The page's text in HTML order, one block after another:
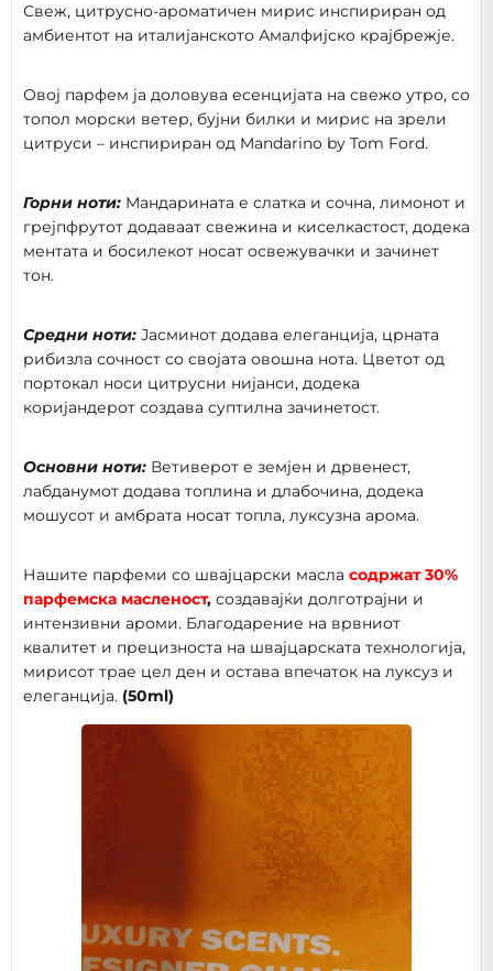
Свеж, цитрусно-ароматичен мирис инспириран од
амбиентот на италијанското Амалфијско крајбрежје.
Овој парфем ја доловува есенцијата на свежо утро, со
топол морски ветер, бујни билки и мирис на зрели
цитруси – инспириран од Mandarino by Tom Ford.
Горни ноти: Мандарината е слатка и сочна, лимонот и
грејпфрутот додаваат свежина и киселкастост, додека
ментата и босилекот носат освежувачки и зачинет
тон.
Средни ноти: Јасминот додава елеганција, црната
рибизла сочност со својата овошна нота. Цветот од
портокал носи цитрусни нијанси, додека
коријандерот создава суптилна зачинетост.
Основни ноти: Ветиверот е земјен и дрвенест,
лабданумот додава топлина и длабочина, додека
мошусот и амбрата носат топла, луксузна арома.
Нашите парфеми со швајцарски масла содржат 30%
парфемска масленост, создавајќи долготрајни и
интензивни ароми. Благодарение на врвниот
квалитет и прецизноста на швајцарската технологија,
мирисот трае цел ден и остава впечаток на луксуз и
елеганција. (50ml)